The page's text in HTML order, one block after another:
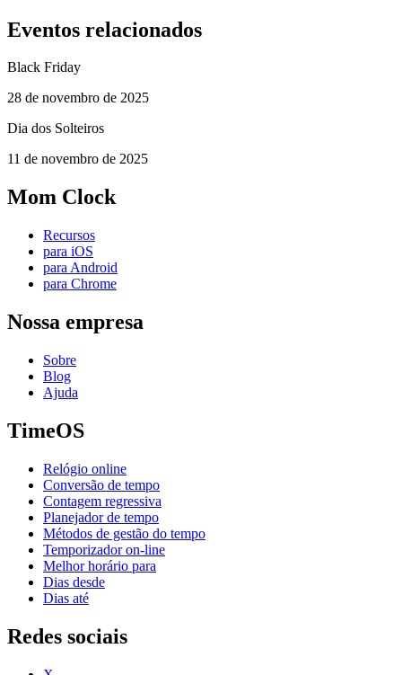
Eventos relacionados
Black Friday
28 de novembro de 2025
Dia dos Solteiros
11 de novembro de 2025
Mom Clock
Recursos
para iOS
para Android
para Chrome
Nossa empresa
Sobre
Blog
Ajuda
TimeOS
Relógio online
Conversão de tempo
Contagem regressiva
Planejador de tempo
Métodos de gestão do tempo
Temporizador on-line
Melhor horário para
Dias desde
Dias até
Redes sociais